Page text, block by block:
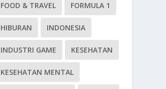
FOOD & TRAVEL FORMULA 1
HIBURAN INDONESIA
INDUSTRI GAME KESEHATAN
KESEHATAN MENTAL